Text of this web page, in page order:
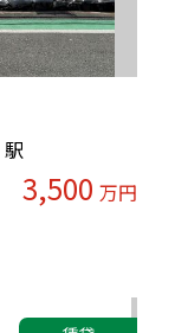
3,500 万円